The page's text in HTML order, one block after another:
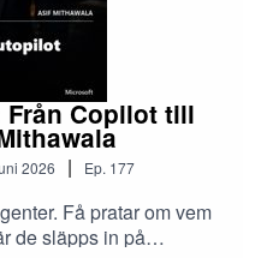
faktiskt fastnar i
AI i arbetsflöden
är och hur det fungerar i
– AI genom hela
Från Copilot till
2026 | Ep. 177
Få pratar om vem
de släpps in på